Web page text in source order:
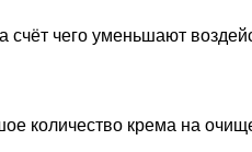
счёт чего уменьшают
количество крема на